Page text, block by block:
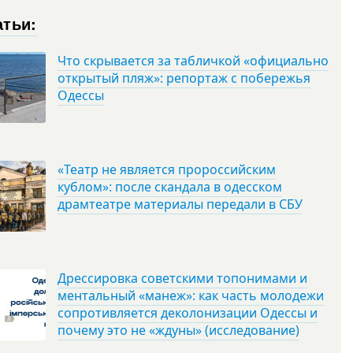
Что скрывается за табличкой «официально
открытый пляж»: репортаж с побережья
Одессы
«Театр не является пророссийским
кублом»: после скандала в одесском
драмтеатре материалы передали в СБУ
Дрессировка советскими топонимами и
ментальный «манеж»: как часть молодежи
сопротивляется деколонизации Одессы и
почему это не «ждуны» (исследование)